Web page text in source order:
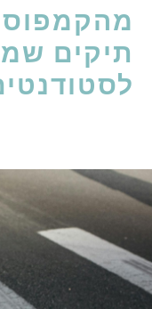
מהקמפוס
תיקים